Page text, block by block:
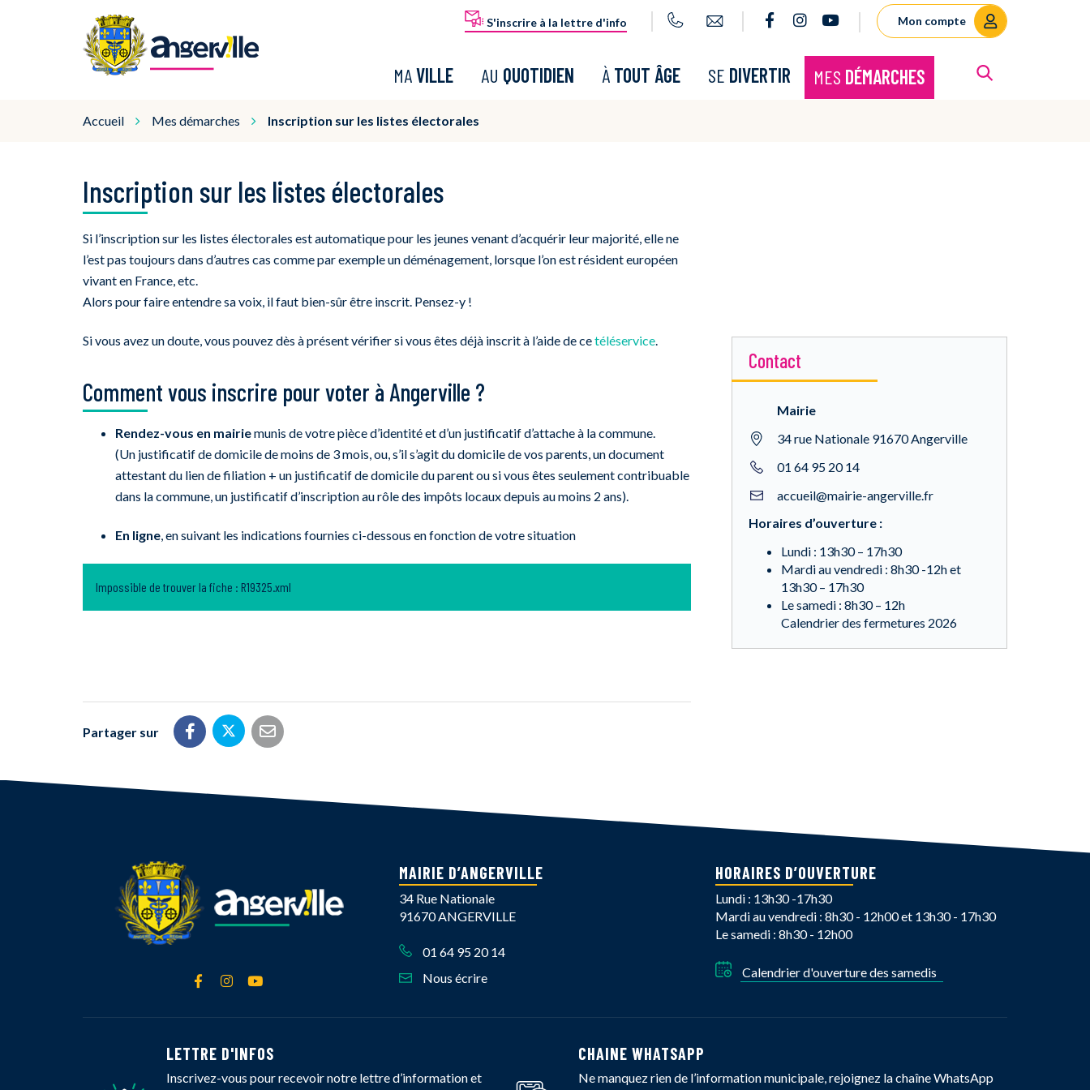
S'inscrire à la lettre d'info Lien vers le compte Facebook
Lien vers le compte Instagram
Lien vers la chaîne Youtube
Mon compte
Angerville
MAVILLE AU QUOTIDIEN À TOUT ÂGE SE DIVERTIR MES DÉMARCHES
Accueil Mes démarches Inscription sur les listes électorales
Inscription sur les listes électorales
Si l’inscription sur les listes électorales est automatique pour les jeunes venant d’acquérir leur majorité, elle ne
l’est pas toujours dans d’autres cas comme par exemple un déménagement, lorsque l’on est résident européen
vivant en France, etc.
Alors pour faire entendre sa voix, il faut bien-sûr être inscrit. Pensez-y !
Si vous avez un doute, vous pouvez dès à présent vérifier si vous êtes déjà inscrit à l’aide de cetéléservice.
Comment vous inscrire pour voter à Angerville ?
Rendez-vous en mairiemunis de votre pièce d’identité et d’un justificatif d’attache à la commune.
(Un justificatif de domicile de moins de 3 mois, ou, s’il s’agit du domicile de vos parents, un document
attestant du lien de filiation + un justificatif de domicile du parent ou si vous êtes seulement contribuable
dans la commune, un justificatif d’inscription au rôle des impôts locaux depuis au moins 2 ans).
En ligne, en suivant les indications fournies ci-dessous en fonction de votre situation
Impossible de trouver la fiche : R19325.xml
Contact
Mairie
34 rue Nationale 91670 Angerville
01 64 95 20 14
accueil@mairie-angerville.fr
Horaires d’ouverture :
Lundi : 13h30 – 17h30
Mardi au vendredi : 8h30 -12h et
13h30 – 17h30
Le samedi : 8h30 – 12h
Calendrier des fermetures 2026
Partager sur Partager sur Facebook
Partager sur Twitter
Partager par email
Lien vers le compte Facebook
Lien vers le compte Instagram
Lien vers la chaîne Youtube
MAIRIE D’ANGERVILLE
34 Rue Nationale
91670 ANGERVILLE
01 64 95 20 14
Nous écrire
HORAIRES D’OUVERTURE
Lundi : 13h30 -17h30
Mardi au vendredi : 8h30 - 12h00 et 13h30 - 17h30
Le samedi : 8h30 - 12h00
Calendrier d'ouverture des samedis
LETTRE D'INFOS
Inscrivez-vous pour recevoir notre lettre d’information et
CHAINE WHATSAPP
Ne manquez rien de l’information municipale, rejoignez la chaîne WhatsApp